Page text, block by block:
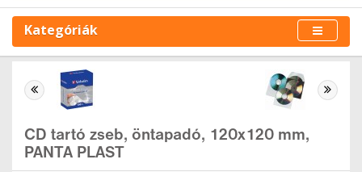
Kategóriák
CD tartó zseb, öntapadó, 120x120 mm,
PANTA PLAST